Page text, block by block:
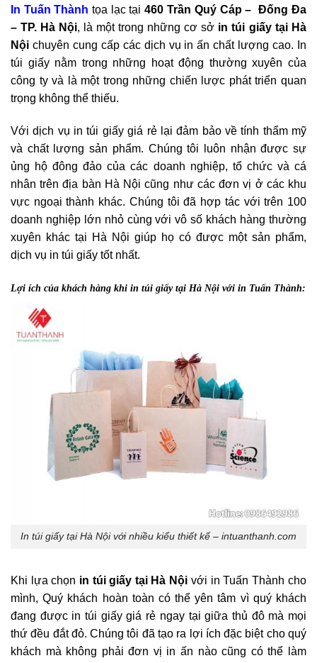
In Tuấn Thành tọa lạc tại 460 Trần Quý Cáp – Đống Đa
– TP. Hà Nội, là một trong những cơ sở in túi giấy tại Hà
Nội chuyên cung cấp các dịch vụ in ấn chất lượng cao. In
túi giấy nằm trong những hoạt động thường xuyên của
công ty và là một trong những chiến lược phát triển quan
trọng không thể thiếu.
Với dịch vụ in túi giấy giá rẻ lại đảm bảo về tính thẩm mỹ
và chất lượng sản phẩm. Chúng tôi luôn nhận được sự
ủng hộ đông đảo của các doanh nghiệp, tổ chức và cá
nhân trên địa bàn Hà Nội cũng như các đơn vị ở các khu
vực ngoại thành khác. Chúng tôi đã hợp tác với trên 100
doanh nghiệp lớn nhỏ cùng với vô số khách hàng thường
xuyên khác tại Hà Nội giúp họ có được một sản phẩm,
dịch vụ in túi giấy tốt nhất.
Lợi ích của khách hàng khi in túi giấy tại Hà Nội với in Tuấn Thành:
In túi giấy tại Hà Nội với nhiều kiểu thiết kế – intuanthanh.com
Khi lựa chọn in túi giấy tại Hà Nội với in Tuấn Thành cho
mình, Quý khách hoàn toàn có thể yên tâm vì quý khách
đang được in túi giấy giá rẻ ngay tại giữa thủ đô mà mọi
thứ đều đắt đỏ. Chúng tôi đã tạo ra lợi ích đặc biệt cho quý
khách mà không phải đơn vị in ấn nào cũng có thể làm